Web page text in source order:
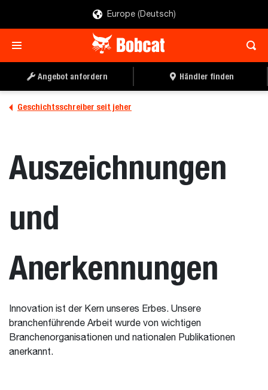
Europe (Deutsch)
Angebot anfordern Händler finden
Geschichtsschreiber seit jeher
Auszeichnungen
und
Anerkennungen
Innovation ist der Kern unseres Erbes. Unsere
branchenführende Arbeit wurde von wichtigen
Branchenorganisationen und nationalen Publikationen
anerkannt.